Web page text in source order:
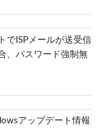
でISPメールが送受信
、パスワード強制無
アップデート情報